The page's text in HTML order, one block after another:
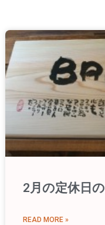
2月の定休日
READ MORE »